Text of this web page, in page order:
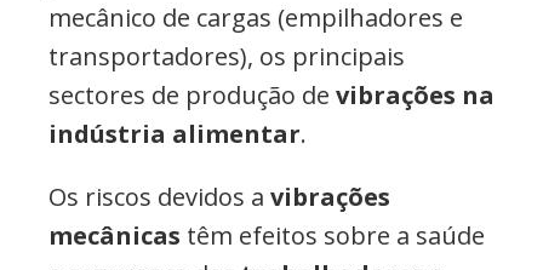
mecânico de cargas (empilhadores e
transportadores), os principais
sectores de produção de vibrações na
indústria alimentar.
Os riscos devidos a vibrações
mecânicas têm efeitos sobre a saúde